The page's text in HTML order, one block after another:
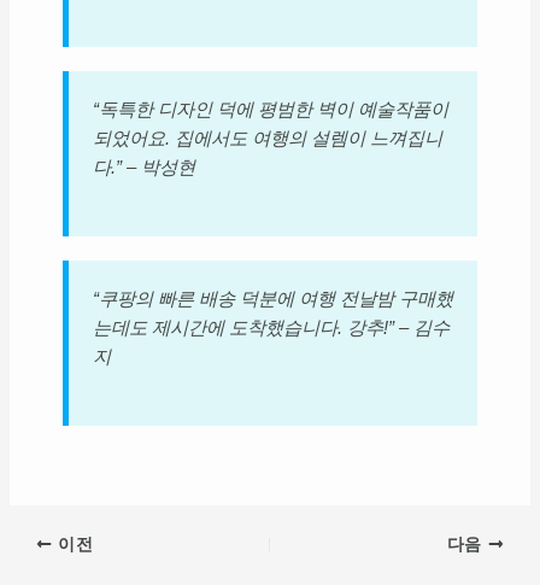
“독특한 디자인 덕에 평범한 벽이 예술작품이
되었어요. 집에서도 여행의 설렘이 느껴집니
다.” – 박성현
“쿠팡의 빠른 배송 덕분에 여행 전날밤 구매했
는데도 제시간에 도착했습니다. 강추!” – 김수
지
이전 다음